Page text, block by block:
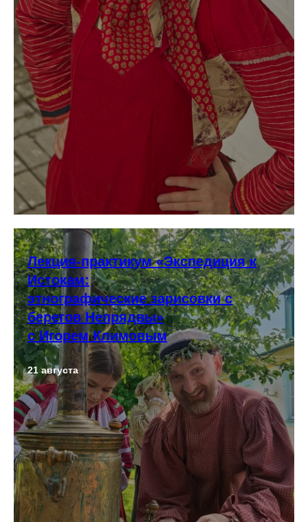
Лекция-практикум «Экспедиция к
Истокам:
этнографические зарисовки с
берегов Непрядвы»
с Игорем Климовым
21 августа